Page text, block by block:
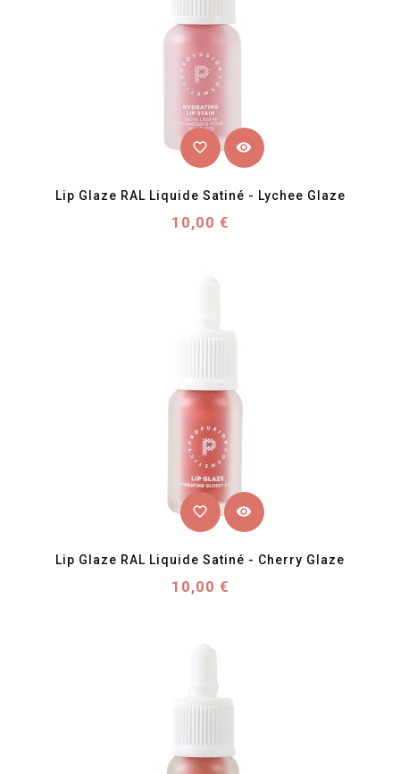
favorite_border visibility
Lip Glaze RAL Liquide Satiné - Lychee Glaze
Prix
10,00 €
favorite_border visibility
Lip Glaze RAL Liquide Satiné - Cherry Glaze
Prix
10,00 €